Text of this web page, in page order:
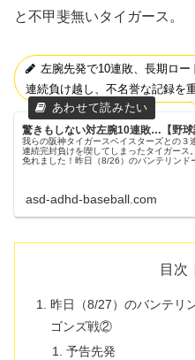
と不甲斐無いタイガース。
左腕先発で10連敗、長期ロ
連続負け越し、不名誉な記録を
驚きもしない対左腕10連敗…【野球
我らの阪神タイガースベイスターズとの３
連続完封負けを喫してしまったタイガース
免れました！昨日（8/26）のバンテリンド
asd-adhd-baseball.com
目次
昨日（8/27）のバンテリ
ゴンズ戦②
予告先発